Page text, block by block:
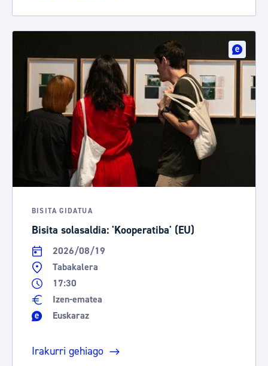
BISITA GIDATUA
Bisita solasaldia: 'Kooperatiba' (EU)
2026/08/19
Tabakalera
17:30
Izen-ematea
Euskaraz
Irakurri gehiago